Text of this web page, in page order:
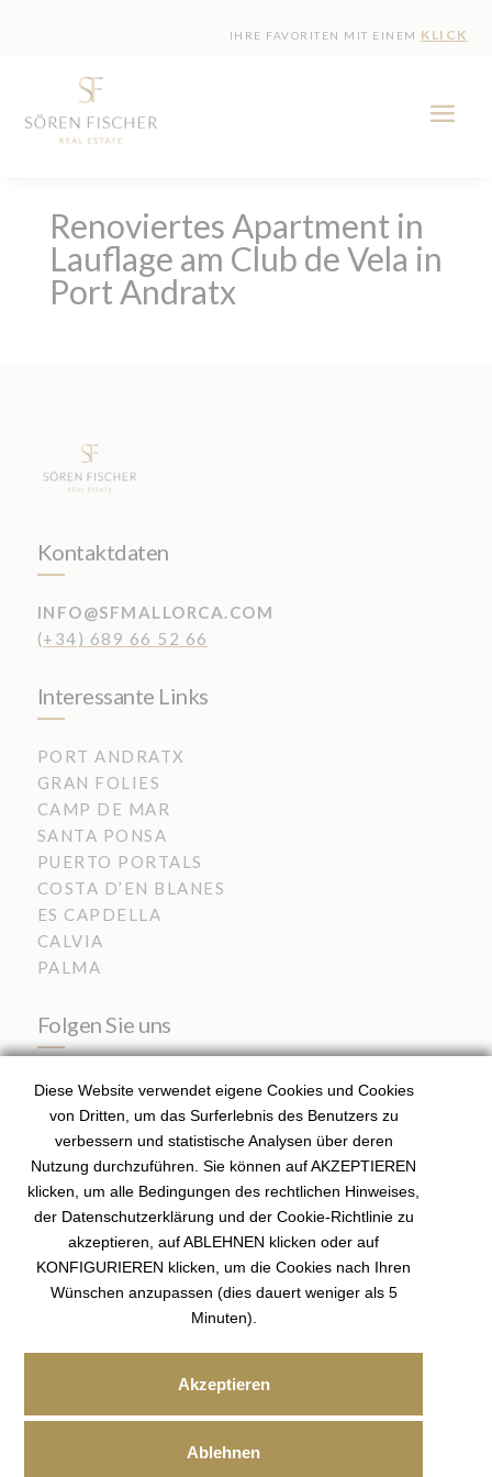
IHRE FAVORITEN MIT EINEM KLICK
Renoviertes Apartment in
Lauflage am Club de Vela in
Port Andratx
Kontaktdaten
INFO@SFMALLORCA.COM
(+34) 689 66 52 66
Interessante Links
PORT ANDRATX
GRAN FOLIES
CAMP DE MAR
SANTA PONSA
PUERTO PORTALS
COSTA D’EN BLANES
ES CAPDELLA
CALVIA
PALMA
Folgen Sie uns
INSTAGRAM
Registered Agent – ROAIIB (Balearic Islands Official
Register) GOIBE81951/2025
Licensed Real Estate Agent I API Spain Member 01718
RECHTLICHE HINWEISE
© 2026Sören Fischer,Real Estate. Design von x
Diese Website verwendet eigene Cookies und Cookies
von Dritten, um das Surferlebnis des Benutzers zu
verbessern und statistische Analysen über deren
Nutzung durchzuführen. Sie können auf AKZEPTIEREN
klicken, um alle Bedingungen des rechtlichen Hinweises,
der Datenschutzerklärung und der Cookie-Richtlinie zu
akzeptieren, auf ABLEHNEN klicken oder auf
KONFIGURIEREN klicken, um die Cookies nach Ihren
Wünschen anzupassen (dies dauert weniger als 5
Minuten).
Akzeptieren
Ablehnen